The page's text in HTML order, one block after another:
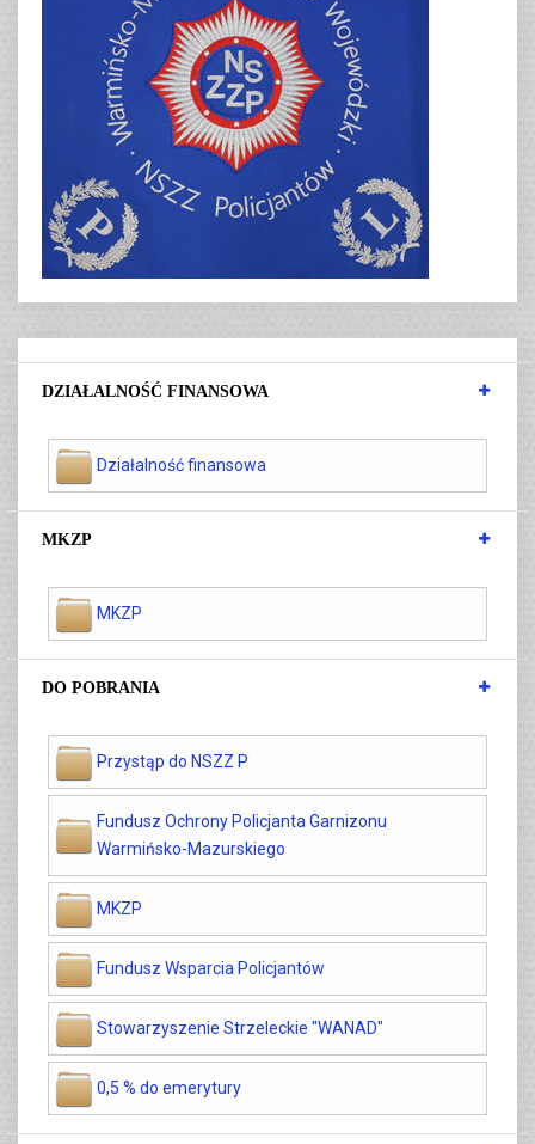
DZIAŁALNOŚĆ FINANSOWA
Działalność finansowa
MKZP
MKZP
DO POBRANIA
Przystąp do NSZZ P
Fundusz Ochrony Policjanta Garnizonu
Warmińsko-Mazurskiego
MKZP
Fundusz Wsparcia Policjantów
Stowarzyszenie Strzeleckie "WANAD"
0,5 % do emerytury